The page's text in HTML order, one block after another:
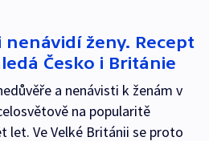
nenávidí ženy. Recept
Česko i Británie
a nenávisti k ženám v
na popularitě
let. Ve Velké Británii se proto